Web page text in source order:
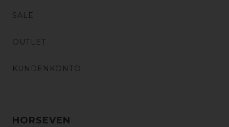
SALE
OUTLET
KUNDENKONTO
HORSEVEN